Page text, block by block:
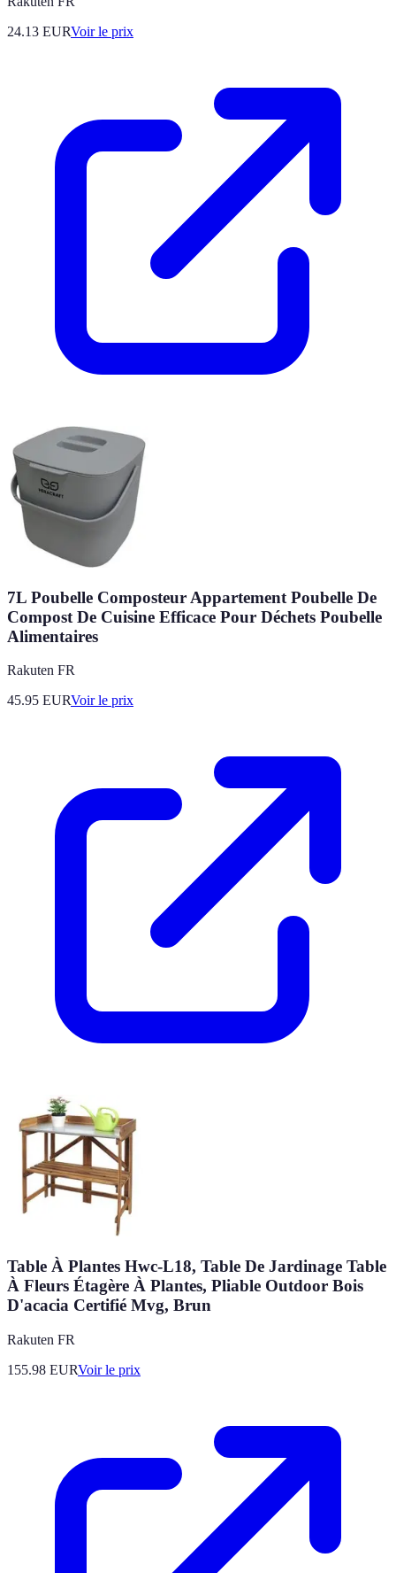
24.13 EURVoir le prix
7L Poubelle Composteur Appartement Poubelle De
Compost De Cuisine Efficace Pour Déchets Poubelle
Alimentaires
Rakuten FR
45.95 EURVoir le prix
Table À Plantes Hwc-L18, Table De Jardinage Table
À Fleurs Étagère À Plantes, Pliable Outdoor Bois
D'acacia Certifié Mvg, Brun
Rakuten FR
155.98 EURVoir le prix